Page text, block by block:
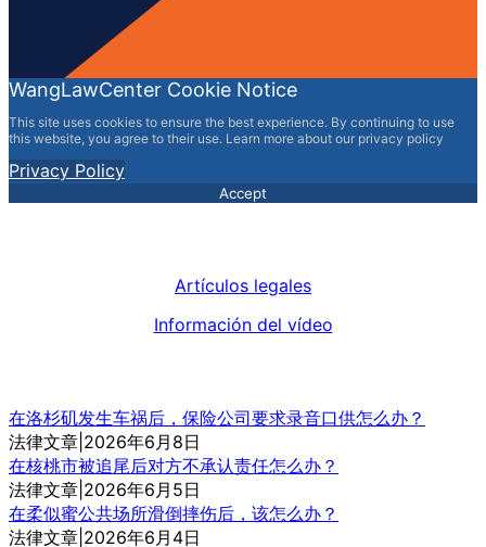
WangLawCenter Cookie Notice
This site uses cookies to ensure the best experience. By continuing to use
this website, you agree to their use. Learn more about our privacy policy
Privacy Policy
Accept
Artículos legales
Información del vídeo
在洛杉矶发生车祸后，保险公司要求录音口供怎么办？
法律文章|2026年6月8日
在核桃市被追尾后对方不承认责任怎么办？
法律文章|2026年6月5日
在柔似蜜公共场所滑倒摔伤后，该怎么办？
法律文章|2026年6月4日